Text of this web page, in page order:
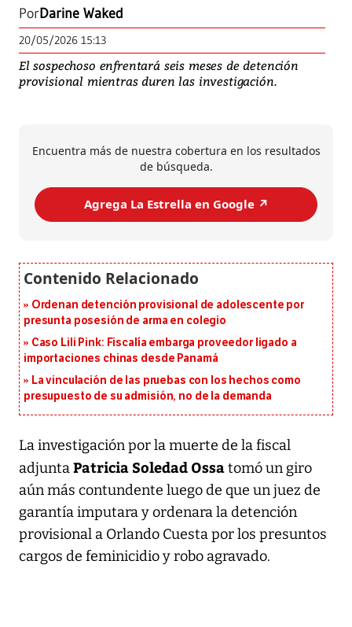
PorDarine Waked
20/05/2026 15:13
El sospechoso enfrentará seis meses de detención
provisional mientras duren las investigación.
Encuentra más de nuestra cobertura en los resultados
de búsqueda.
Agrega La Estrella en Google ↗️
Ordenan detención provisional de adolescente por
presunta posesión de arma en colegio
Caso Lili Pink: Fiscalía embarga proveedor ligado a
importaciones chinas desde Panamá
La vinculación de las pruebas con los hechos como
presupuesto de su admisión, no de la demanda
La investigación por la muerte de la fiscal
adjuntaPatricia Soledad Ossatomó un giro
aún más contundente luego de que un juez de
garantía imputara y ordenara la detención
provisional a Orlando Cuesta por los presuntos
cargos de feminicidio y robo agravado.